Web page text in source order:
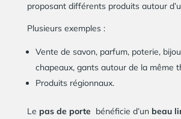
proposant différents produits autour
Plusieurs exemples :
Vente de savon, parfum, poterie,
chapeaux, gants autour de la même
Produits régionnaux.
Le pas de porte bénéficie d’un beau